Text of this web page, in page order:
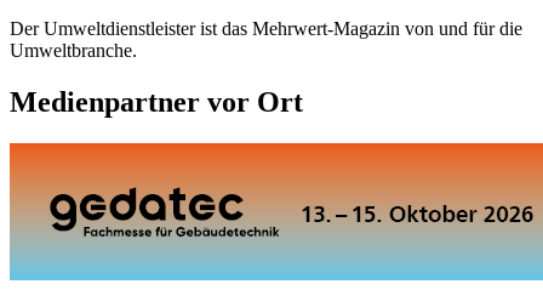
Der Umweltdienstleister ist das Mehrwert-Magazin von und für die
Umweltbranche.
Medienpartner vor Ort